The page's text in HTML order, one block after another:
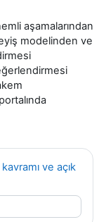
aşamalarından
modelinden ve
ve açık